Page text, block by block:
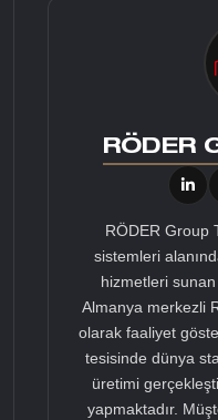
RÖDER
RÖDER Group
sistemleri
hizmetleri sunan
Almanya merkezli
olarak faaliyet
tesisinde dünya
üretimi
yapmaktadır.